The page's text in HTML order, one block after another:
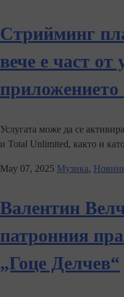
Стрийминг
вече е част от
Услугата може да се
и Total Unlimited, както и
May 07, 2025 Музика,
Валентин
патронния
„Гоце Делчев“